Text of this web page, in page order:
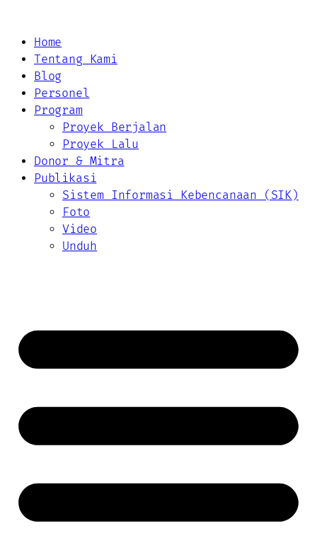
Home
Tentang Kami
Blog
Personel
Program
Proyek Berjalan
Proyek Lalu
Donor & Mitra
Publikasi
Sistem Informasi Kebencanaan (SIK)
Foto
Video
Unduh